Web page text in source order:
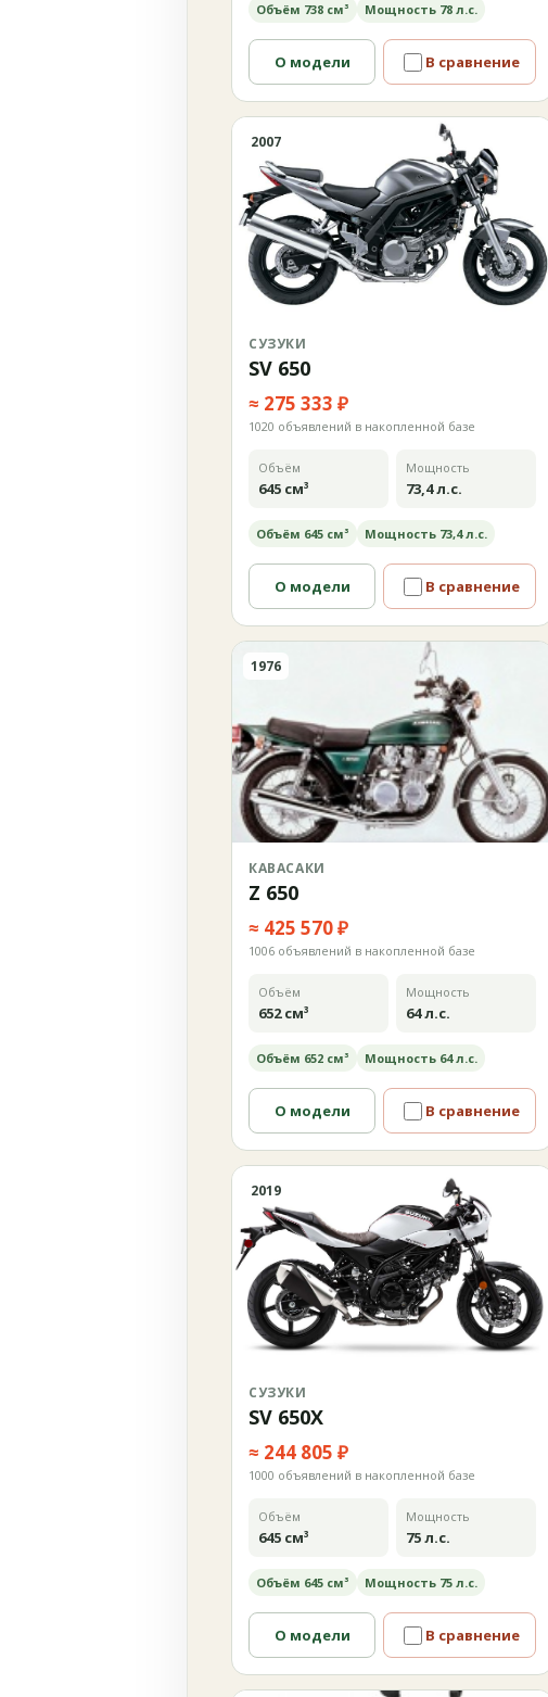
Объём 738 см³ Мощность 78 л.с.
О модели В сравнение
2007
СУЗУКИ
SV 650
≈ 275 333 ₽
1020 объявлений в накопленной базе
Объём
645 см³
Мощность
73,4 л.с.
Объём 645 см³ Мощность 73,4 л.с.
О модели В сравнение
1976
КАВАСАКИ
Z 650
≈ 425 570 ₽
1006 объявлений в накопленной базе
Объём
652 см³
Мощность
64 л.с.
Объём 652 см³ Мощность 64 л.с.
О модели В сравнение
2019
СУЗУКИ
SV 650X
≈ 244 805 ₽
1000 объявлений в накопленной базе
Объём
645 см³
Мощность
75 л.с.
Объём 645 см³ Мощность 75 л.с.
О модели В сравнение